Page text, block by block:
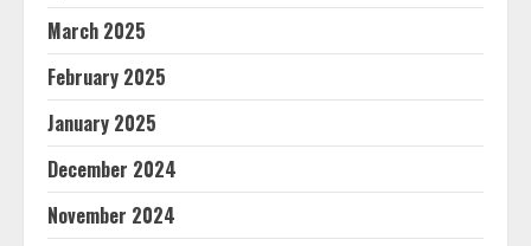
March 2025
February 2025
January 2025
December 2024
November 2024